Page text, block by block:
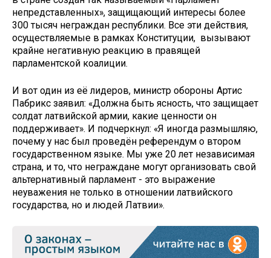
непредставленных», защищающий интересы более
300 тысяч неграждан республики. Все эти действия,
осуществляемые в рамках Конституции, вызывают
крайне негативную реакцию в правящей
парламентской коалиции.
И вот один из её лидеров, министр обороны Артис
Пабрикс заявил: «Должна быть ясность, что защищает
солдат латвийской армии, какие ценности он
поддерживает». И подчеркнул: «Я иногда размышляю,
почему у нас был проведён референдум о втором
государственном языке. Мы уже 20 лет независимая
страна, и то, что неграждане могут организовать свой
альтернативный парламент - это выражение
неуважения не только в отношении латвийского
государства, но и людей Латвии».